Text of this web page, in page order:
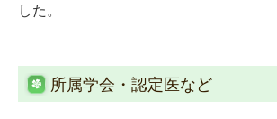
した。
所属学会・認定医など